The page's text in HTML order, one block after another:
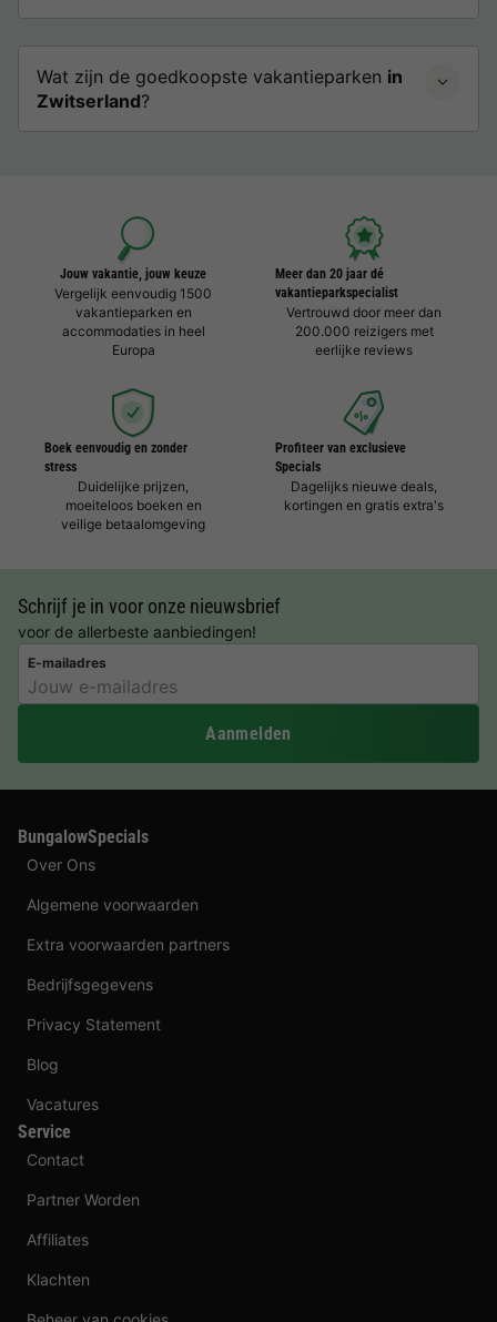
Wat zijn de goedkoopste vakantieparken in
Zwitserland?
Jouw vakantie, jouw keuze
Vergelijk eenvoudig 1500
vakantieparken en
accommodaties in heel
Europa
Meer dan 20 jaar dé
vakantieparkspecialist
Vertrouwd door meer dan
200.000 reizigers met
eerlijke reviews
Boek eenvoudig en zonder
stress
Duidelijke prijzen,
moeiteloos boeken en
veilige betaalomgeving
Profiteer van exclusieve
Specials
Dagelijks nieuwe deals,
kortingen en gratis extra's
Schrijf je in voor onze nieuwsbrief
voor de allerbeste aanbiedingen!
E-mailadres
Aanmelden
BungalowSpecials
Over Ons
Algemene voorwaarden
Extra voorwaarden partners
Bedrijfsgegevens
Privacy Statement
Blog
Vacatures
Service
Contact
Partner Worden
Affiliates
Klachten